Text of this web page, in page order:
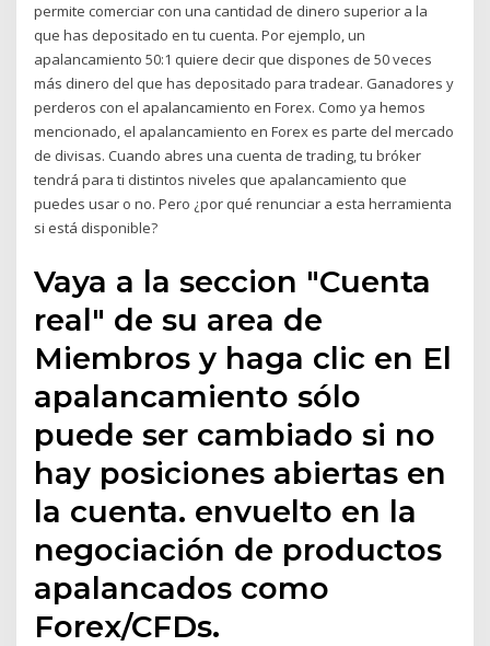
permite comerciar con una cantidad de dinero superior a la
que has depositado en tu cuenta. Por ejemplo, un
apalancamiento 50:1 quiere decir que dispones de 50 veces
más dinero del que has depositado para tradear. Ganadores y
perderos con el apalancamiento en Forex. Como ya hemos
mencionado, el apalancamiento en Forex es parte del mercado
de divisas. Cuando abres una cuenta de trading, tu bróker
tendrá para ti distintos niveles que apalancamiento que
puedes usar o no. Pero ¿por qué renunciar a esta herramienta
si está disponible?
Vaya a la seccion "Cuenta
real" de su area de
Miembros y haga clic en El
apalancamiento sólo
puede ser cambiado si no
hay posiciones abiertas en
la cuenta. envuelto en la
negociación de productos
apalancados como
Forex/CFDs.